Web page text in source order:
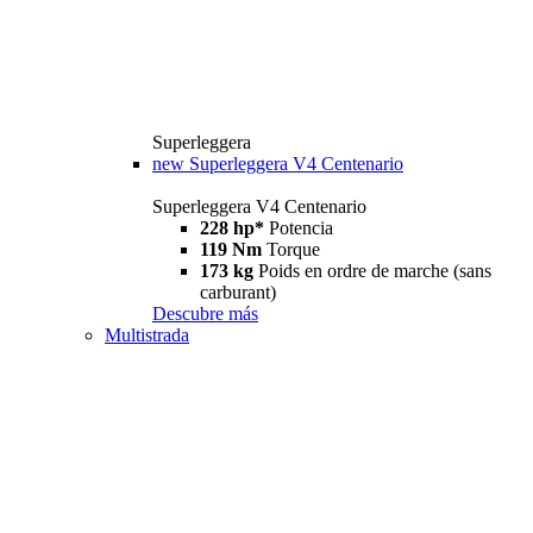
Superleggera
new Superleggera V4 Centenario
Superleggera V4 Centenario
228 hp* Potencia
119 Nm Torque
173 kg Poids en ordre de marche (sans
carburant)
Descubre más
Multistrada